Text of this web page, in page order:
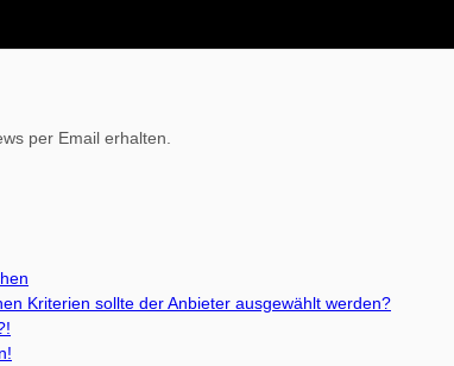
per Email erhalten.
Kriterien sollte der Anbieter ausgewählt werden?